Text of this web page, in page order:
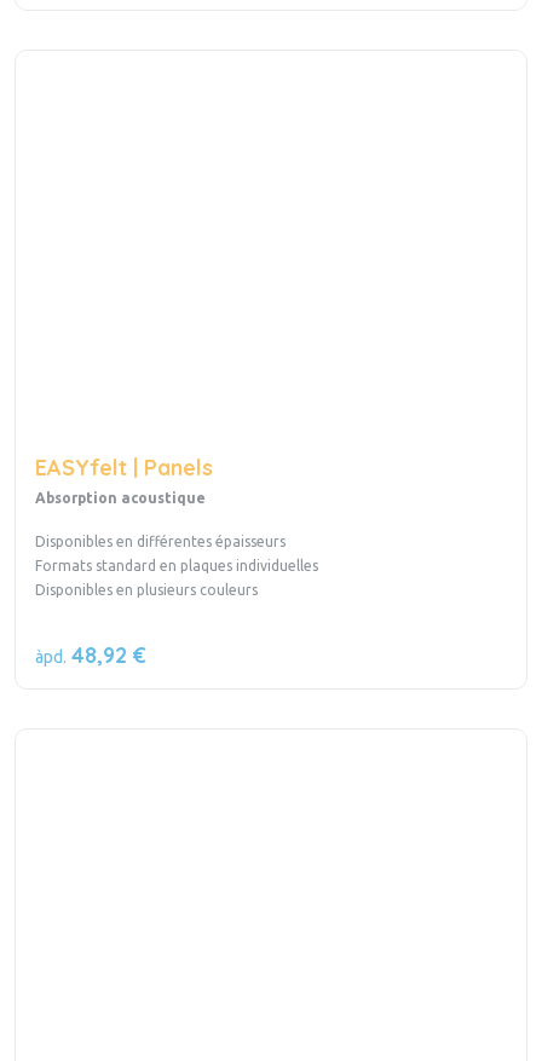
EASYfelt | Panels
Absorption acoustique
Disponibles en différentes épaisseurs
Formats standard en plaques individuelles
Disponibles en plusieurs couleurs
àpd. 48,92 €